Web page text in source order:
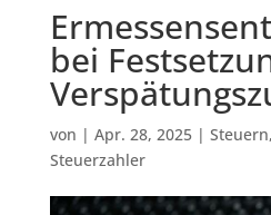
bei
von | Apr. 28, 2025| Steuern,
Steuerzahler